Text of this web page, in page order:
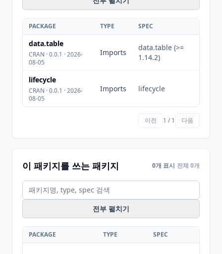
PACKAGE TYPE SPEC
data.table
CRAN · 0.0.1 · 2026-
08-05
Imports
data.table (>=
1.14.2)
lifecycle
CRAN · 0.0.1 · 2026-
08-05
Imports lifecycle
이전 1 / 1 다음
이 패키지를 쓰는 패키지 0개 표시 전체 0개
전부 펼치기
PACKAGE TYPE SPEC